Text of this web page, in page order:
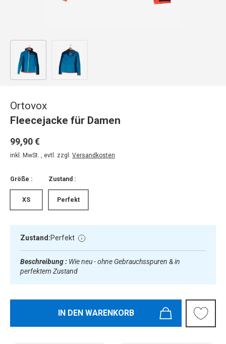
Bild 1 in Galerieansicht laden
Ortovox
Fleecejacke für Damen
99,90 €
inkl. MwSt. , evtl. zzgl. Versandkosten
Größe :
XS
Zustand :
Perfekt
Zustand:Perfekt
Beschreibung : Wie neu - ohne Gebrauchsspuren & in
perfektem Zustand
IN DEN WARENKORB